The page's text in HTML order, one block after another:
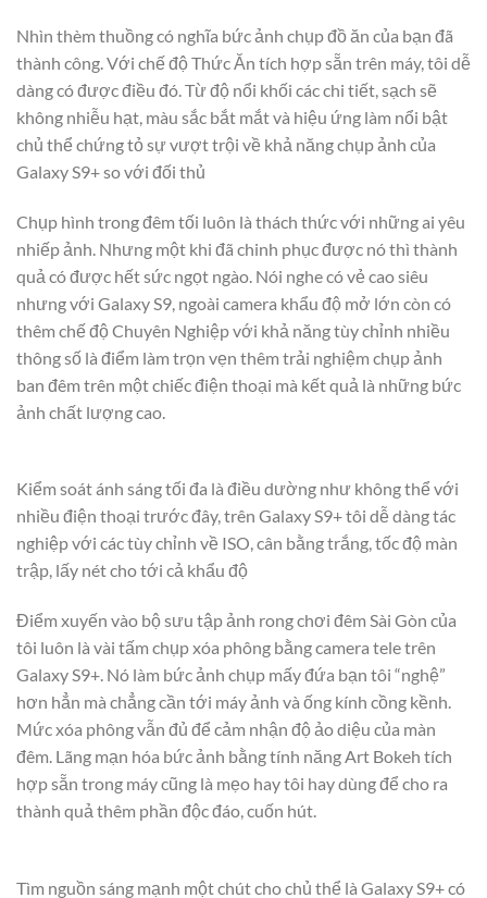
Nhìn thèm thuồng có nghĩa bức ảnh chụp đồ ăn của bạn đã
thành công. Với chế độ Thức Ăn tích hợp sẵn trên máy, tôi dễ
dàng có được điều đó. Từ độ nổi khối các chi tiết, sạch sẽ
không nhiễu hạt, màu sắc bắt mắt và hiệu ứng làm nổi bật
chủ thể chứng tỏ sự vượt trội về khả năng chụp ảnh của
Galaxy S9+ so với đối thủ
Chụp hình trong đêm tối luôn là thách thức với những ai yêu
nhiếp ảnh. Nhưng một khi đã chinh phục được nó thì thành
quả có được hết sức ngọt ngào. Nói nghe có vẻ cao siêu
nhưng với Galaxy S9, ngoài camera khẩu độ mở lớn còn có
thêm chế độ Chuyên Nghiệp với khả năng tùy chỉnh nhiều
thông số là điểm làm trọn vẹn thêm trải nghiệm chụp ảnh
ban đêm trên một chiếc điện thoại mà kết quả là những bức
ảnh chất lượng cao.
Kiểm soát ánh sáng tối đa là điều dường như không thể với
nhiều điện thoại trước đây, trên Galaxy S9+ tôi dễ dàng tác
nghiệp với các tùy chỉnh về ISO, cân bằng trắng, tốc độ màn
trập, lấy nét cho tới cả khẩu độ
Điểm xuyến vào bộ sưu tập ảnh rong chơi đêm Sài Gòn của
tôi luôn là vài tấm chụp xóa phông bằng camera tele trên
Galaxy S9+. Nó làm bức ảnh chụp mấy đứa bạn tôi “nghệ”
hơn hẳn mà chẳng cần tới máy ảnh và ống kính cồng kềnh.
Mức xóa phông vẫn đủ để cảm nhận độ ảo diệu của màn
đêm. Lãng mạn hóa bức ảnh bằng tính năng Art Bokeh tích
hợp sẵn trong máy cũng là mẹo hay tôi hay dùng để cho ra
thành quả thêm phần độc đáo, cuốn hút.
Tìm nguồn sáng mạnh một chút cho chủ thể là Galaxy S9+ có